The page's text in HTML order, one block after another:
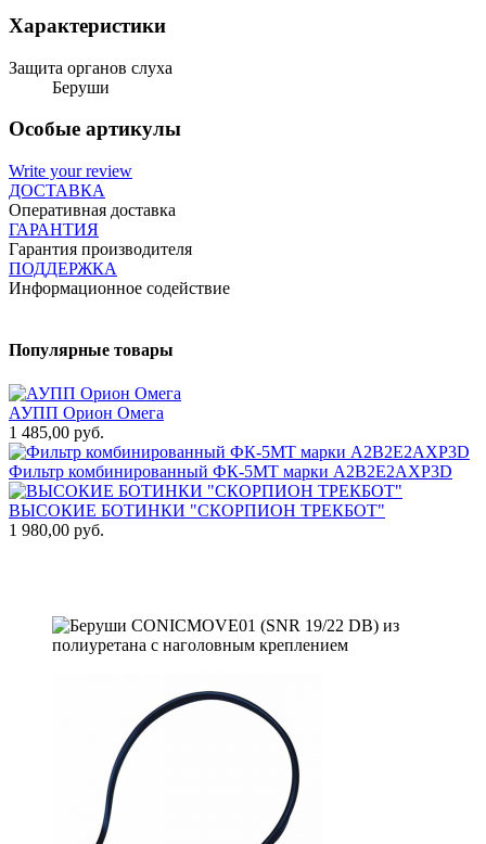
Характеристики
Защита органов слуха
Беруши
Особые артикулы
Write your review
ДОСТАВКА
Оперативная доставка
ГАРАНТИЯ
Гарантия производителя
ПОДДЕРЖКА
Информационное содействие
Популярные товары
АУПП Орион Омега
1 485,00 руб.
Фильтр комбинированный ФК-5МТ марки А2В2Е2АХР3D
ВЫСОКИЕ БОТИНКИ "СКОРПИОН ТРЕКБОТ"
1 980,00 руб.